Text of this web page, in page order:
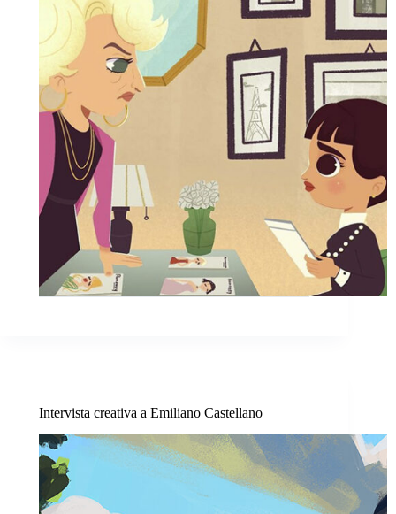
Intervista creativa a Emiliano Castellano